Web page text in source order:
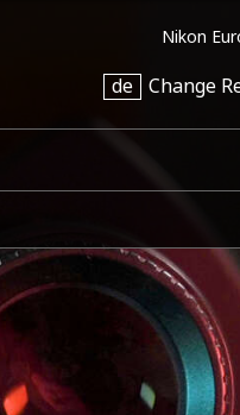
Nikon
de Change